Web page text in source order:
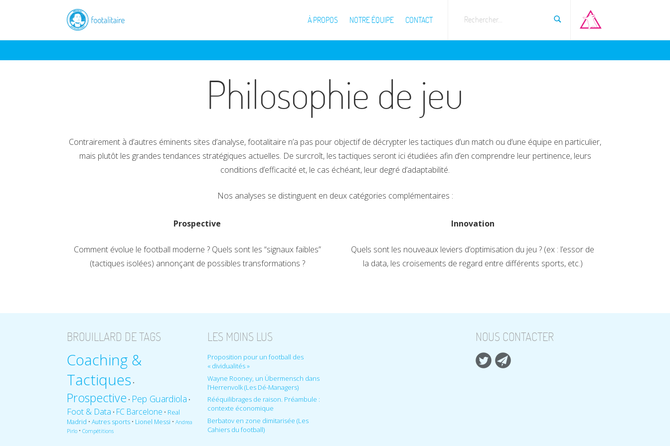
À PROPOS NOTRE ÉQUIPE CONTACT Rechercher...
Philosophie de jeu
Contrairement à d’autres éminents sites d’analyse, footalitaire n’a pas pour objectif de décrypter les tactiques d’un match ou d’une équipe en particulier,
mais plutôt les grandes tendances stratégiques actuelles. De surcroît, les tactiques seront ici étudiées afin d’en comprendre leur pertinence, leurs
conditions d’efficacité et, le cas échéant, leur degré d’adaptabilité.
Nos analyses se distinguent en deux catégories complémentaires :
Prospective
Comment évolue le football moderne ? Quels sont les “signaux faibles”
(tactiques isolées) annonçant de possibles transformations ?
Innovation
Quels sont les nouveaux leviers d’optimisation du jeu ? (ex : l’essor de
la data, les croisements de regard entre différents sports, etc.)
BROUILLARD DE TAGS
Coaching &
Tactiques •
Prospective • Pep Guardiola •
Foot & Data • FC Barcelone • Real
Madrid •Autres sports • Lionel Messi •Andrea
Pirlo •Compétitions
LES MOINS LUS
Proposition pour un football des
« dividualités »
Wayne Rooney, un Übermensch dans
l’Herrenvolk (Les Dé-Managers)
Rééquilibrages de raison. Préambule :
contexte économique
Berbatov en zone dimitarisée (Les
Cahiers du football)
NOUS CONTACTER